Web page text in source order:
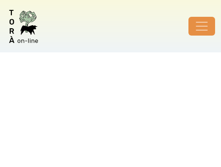
ID de foto no vàlid